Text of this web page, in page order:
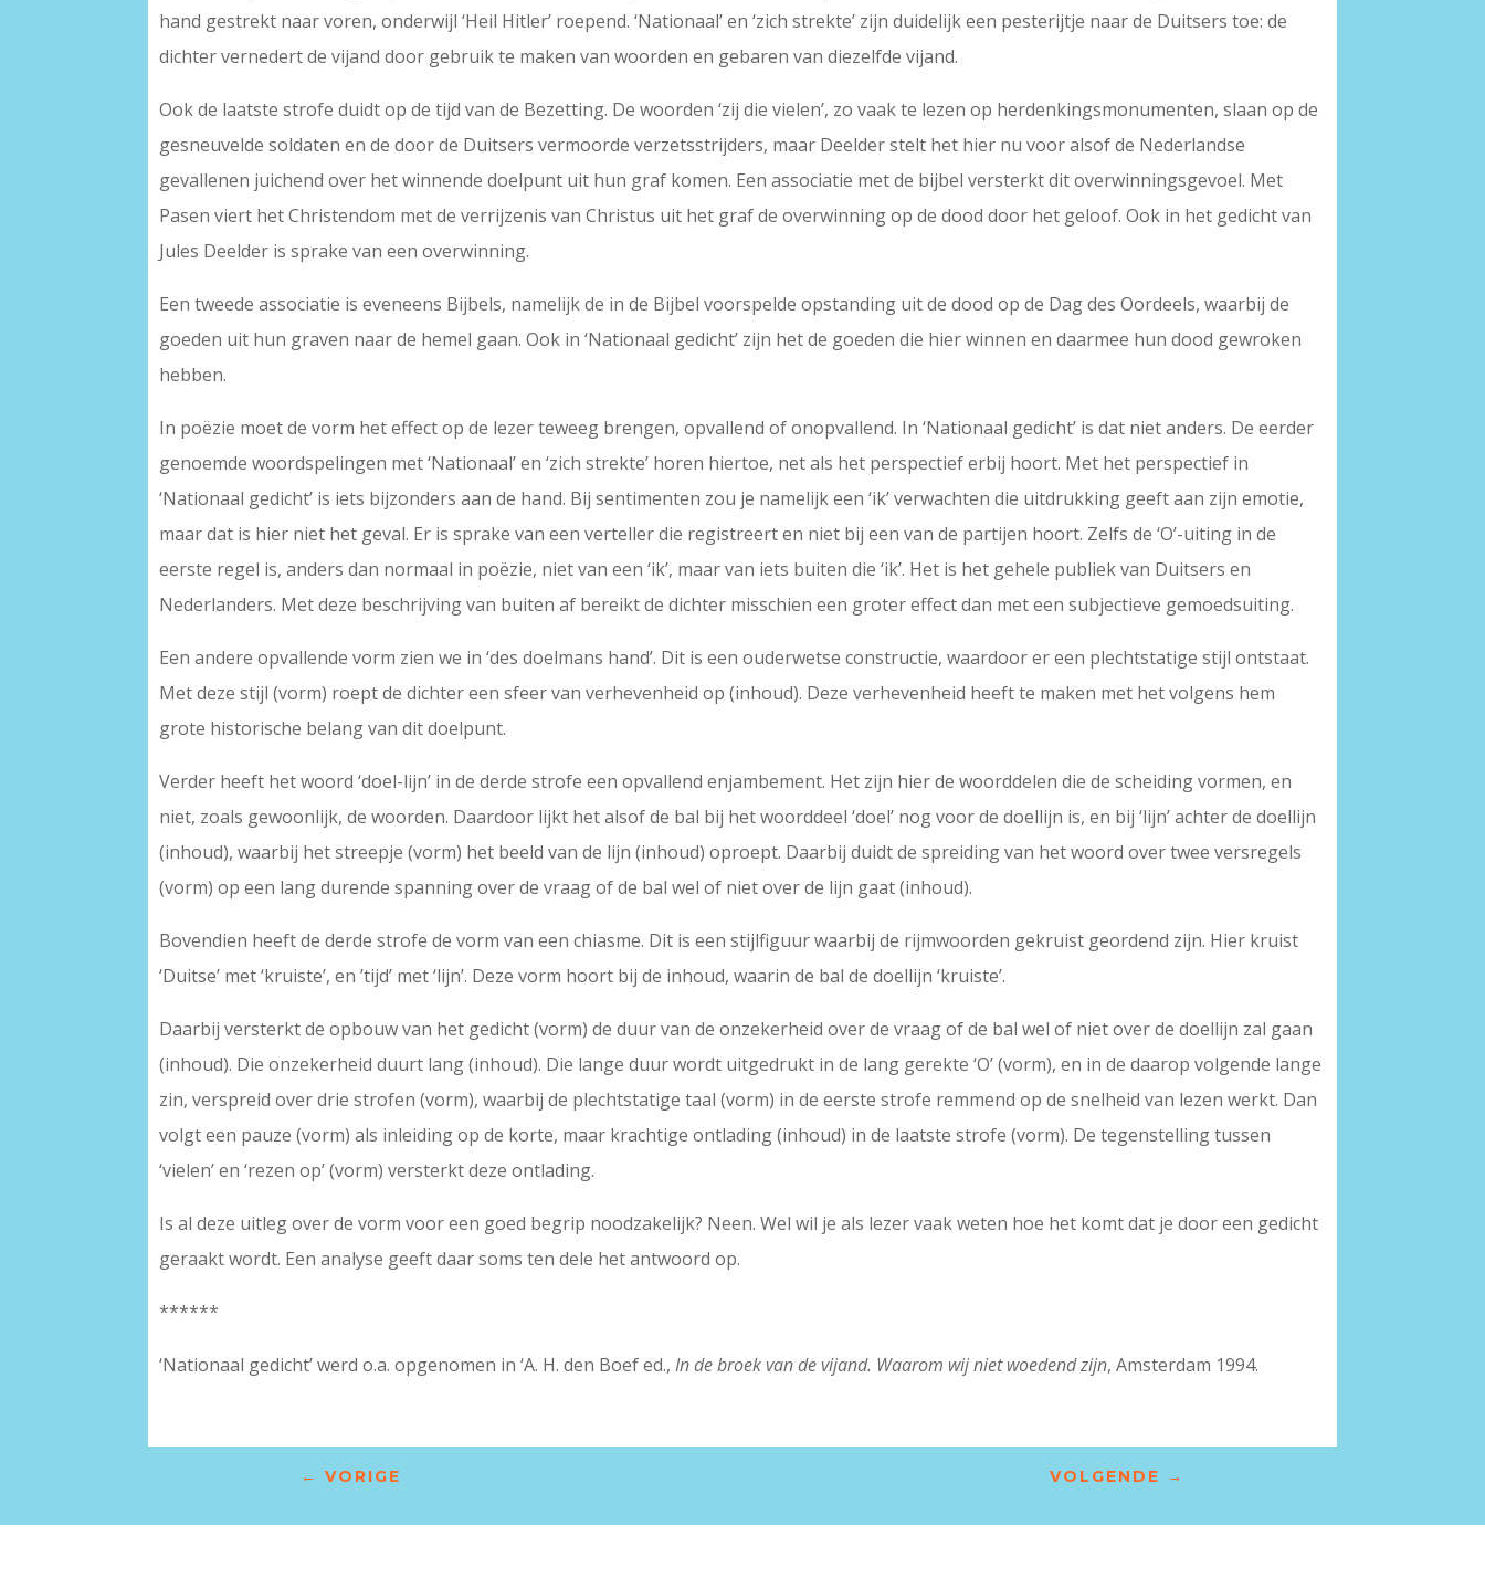
hand gestrekt naar voren, onderwijl ‘Heil Hitler’ roepend. ‘Nationaal’ en ‘zich strekte’ zijn duidelijk een pesterijtje naar de Duitsers toe: de
dichter vernedert de vijand door gebruik te maken van woorden en gebaren van diezelfde vijand.
Ook de laatste strofe duidt op de tijd van de Bezetting. De woorden ‘zij die vielen’, zo vaak te lezen op herdenkingsmonumenten, slaan op de
gesneuvelde soldaten en de door de Duitsers vermoorde verzetsstrijders, maar Deelder stelt het hier nu voor alsof de Nederlandse
gevallenen juichend over het winnende doelpunt uit hun graf komen. Een associatie met de bijbel versterkt dit overwinningsgevoel. Met
Pasen viert het Christendom met de verrijzenis van Christus uit het graf de overwinning op de dood door het geloof. Ook in het gedicht van
Jules Deelder is sprake van een overwinning.
Een tweede associatie is eveneens Bijbels, namelijk de in de Bijbel voorspelde opstanding uit de dood op de Dag des Oordeels, waarbij de
goeden uit hun graven naar de hemel gaan. Ook in ‘Nationaal gedicht’ zijn het de goeden die hier winnen en daarmee hun dood gewroken
hebben.
In poëzie moet de vorm het effect op de lezer teweeg brengen, opvallend of onopvallend. In ‘Nationaal gedicht’ is dat niet anders. De eerder
genoemde woordspelingen met ‘Nationaal’ en ‘zich strekte’ horen hiertoe, net als het perspectief erbij hoort. Met het perspectief in
‘Nationaal gedicht’ is iets bijzonders aan de hand. Bij sentimenten zou je namelijk een ‘ik’ verwachten die uitdrukking geeft aan zijn emotie,
maar dat is hier niet het geval. Er is sprake van een verteller die registreert en niet bij een van de partijen hoort. Zelfs de ‘O’-uiting in de
eerste regel is, anders dan normaal in poëzie, niet van een ‘ik’, maar van iets buiten die ‘ik’. Het is het gehele publiek van Duitsers en
Nederlanders. Met deze beschrijving van buiten af bereikt de dichter misschien een groter effect dan met een subjectieve gemoedsuiting.
Een andere opvallende vorm zien we in ‘des doelmans hand’. Dit is een ouderwetse constructie, waardoor er een plechtstatige stijl ontstaat.
Met deze stijl (vorm) roept de dichter een sfeer van verhevenheid op (inhoud). Deze verhevenheid heeft te maken met het volgens hem
grote historische belang van dit doelpunt.
Verder heeft het woord ‘doel-lijn’ in de derde strofe een opvallend enjambement. Het zijn hier de woorddelen die de scheiding vormen, en
niet, zoals gewoonlijk, de woorden. Daardoor lijkt het alsof de bal bij het woorddeel ‘doel’ nog voor de doellijn is, en bij ‘lijn’ achter de doellijn
(inhoud), waarbij het streepje (vorm) het beeld van de lijn (inhoud) oproept. Daarbij duidt de spreiding van het woord over twee versregels
(vorm) op een lang durende spanning over de vraag of de bal wel of niet over de lijn gaat (inhoud).
Bovendien heeft de derde strofe de vorm van een chiasme. Dit is een stijlfiguur waarbij de rijmwoorden gekruist geordend zijn. Hier kruist
‘Duitse’ met ‘kruiste’, en ’tijd’ met ‘lijn’. Deze vorm hoort bij de inhoud, waarin de bal de doellijn ‘kruiste’.
Daarbij versterkt de opbouw van het gedicht (vorm) de duur van de onzekerheid over de vraag of de bal wel of niet over de doellijn zal gaan
(inhoud). Die onzekerheid duurt lang (inhoud). Die lange duur wordt uitgedrukt in de lang gerekte ‘O’ (vorm), en in de daarop volgende lange
zin, verspreid over drie strofen (vorm), waarbij de plechtstatige taal (vorm) in de eerste strofe remmend op de snelheid van lezen werkt. Dan
volgt een pauze (vorm) als inleiding op de korte, maar krachtige ontlading (inhoud) in de laatste strofe (vorm). De tegenstelling tussen
‘vielen’ en ‘rezen op’ (vorm) versterkt deze ontlading.
Is al deze uitleg over de vorm voor een goed begrip noodzakelijk? Neen. Wel wil je als lezer vaak weten hoe het komt dat je door een gedicht
geraakt wordt. Een analyse geeft daar soms ten dele het antwoord op.
******
‘Nationaal gedicht’ werd o.a. opgenomen in ‘A. H. den Boef ed.,In de broek van de vijand. Waarom wij niet woedend zijn, Amsterdam 1994.
← VORIGE VOLGENDE →